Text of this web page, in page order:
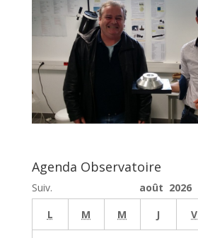
Agenda Observatoire
Suiv.
août 2026
L
M M J V